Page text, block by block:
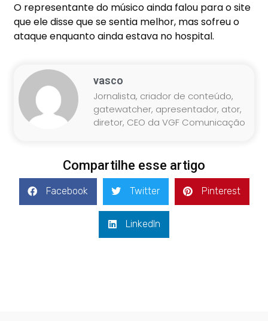
O representante do músico ainda falou para o site
que ele disse que se sentia melhor, mas sofreu o
ataque enquanto ainda estava no hospital.
vasco
Jornalista, criador de conteúdo,
gatewatcher, apresentador, ator,
diretor, CEO da VGF Comunicação
Compartilhe esse artigo
Facebook Twitter Pinterest
LinkedIn